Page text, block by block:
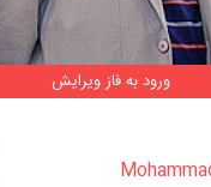
ورود به فاز ویرایش